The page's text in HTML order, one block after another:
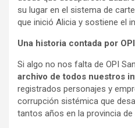
su lugar en el sistema de
que inició Alicia y sostiene el
Una historia contada por OPI
Si algo no nos falta de OPI
archivo de todos nuestros
registrados personajes y
corrupción sistémica que
tantos años en la provincia de